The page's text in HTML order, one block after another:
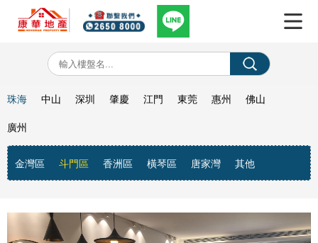
珠海
金灣區 斗門區 香洲區 橫琴區 唐家灣 其他
中山 深圳 肇慶 江門 東莞 惠州 佛山
廣州